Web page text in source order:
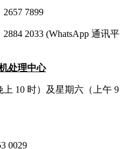
7899
2033 (WhatsApp 通讯平
处理中心
10 时）及星期六（上午 9
0029